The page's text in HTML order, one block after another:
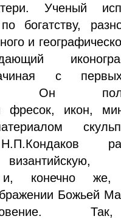
Ученый
богатству,
и
с
Он
фресок, икон,
и, конечно же,
Божьей